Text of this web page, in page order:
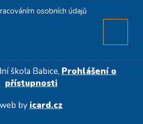
osobních údajů
škola Babice, Prohlášení o
přístupnosti
web by icard.cz